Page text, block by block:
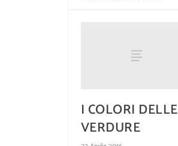
I COLORI DELLE
VERDURE